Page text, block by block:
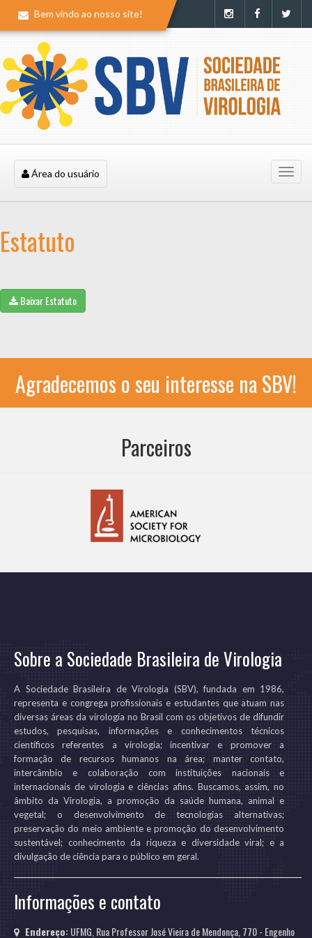
Bem vindo ao nosso site!
Área do usuário
Estatuto
Baixar Estatuto
Agradecemos o seu interesse na SBV!
Parceiros
Sobre a Sociedade Brasileira de Virologia
A Sociedade Brasileira de Virologia (SBV), fundada em 1986,
representa e congrega profissionais e estudantes que atuam nas
diversas áreas da virologia no Brasil com os objetivos de difundir
estudos, pesquisas, informações e conhecimentos técnicos
científicos referentes a virologia; incentivar e promover a
formação de recursos humanos na área; manter contato,
intercâmbio e colaboração com instituições nacionais e
internacionais de virologia e ciências afins. Buscamos, assim, no
âmbito da Virologia, a promoção da saúde humana, animal e
vegetal; o desenvolvimento de tecnologias alternativas;
preservação do meio ambiente e promoção do desenvolvimento
sustentável; conhecimento da riqueza e diversidade viral; e a
divulgação de ciência para o público em geral.
Informações e contato
Endereço:UFMG, Rua Professor José Vieira de Mendonça, 770 - Engenho